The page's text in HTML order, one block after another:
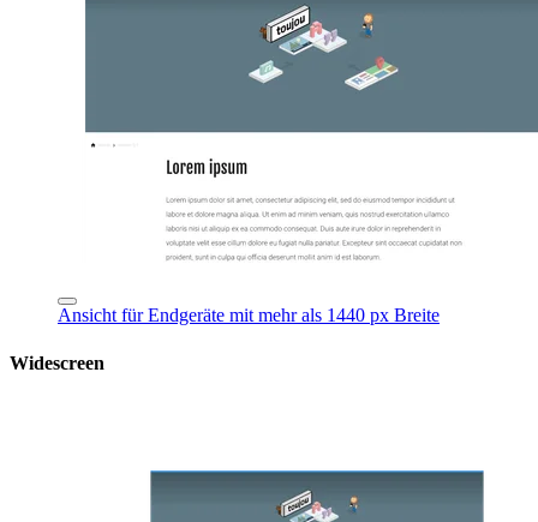
Ansicht für Endgeräte mit mehr als 1440 px Breite
Widescreen